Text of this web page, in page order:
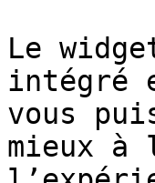
Le
intégré
vous
mieux à